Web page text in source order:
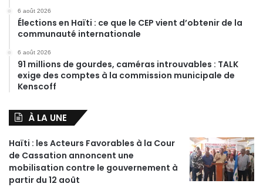
6 août 2026
Élections en Haïti : ce que le CEP vient d’obtenir de la
communauté internationale
6 août 2026
91 millions de gourdes, caméras introuvables : TALK
exige des comptes à la commission municipale de
Kenscoff
À LA UNE
Haïti : les Acteurs Favorables à la Cour
de Cassation annoncent une
mobilisation contre le gouvernement à
partir du 12 août